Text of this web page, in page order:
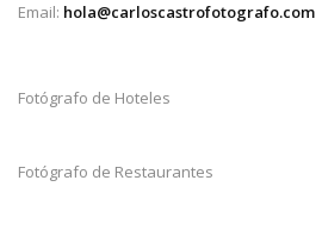
Email: hola@carloscastrofotografo.com
Fotógrafo de Hoteles
Fotógrafo de Restaurantes